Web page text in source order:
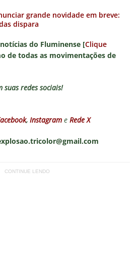
grande novidade em breve:
dispara
do Fluminense [Clique
de todas as movimentações de
redes sociais!
, Instagram e Rede X
CONTINUE LENDO